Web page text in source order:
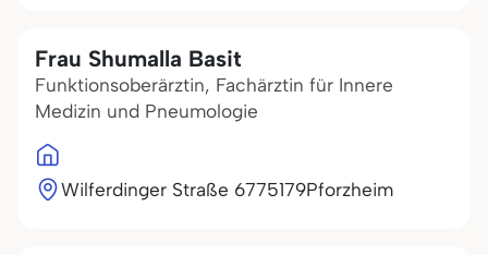
Frau Shumalla Basit
Funktionsoberärztin, Fachärztin für Innere
Medizin und Pneumologie
Wilferdinger Straße 6775179Pforzheim